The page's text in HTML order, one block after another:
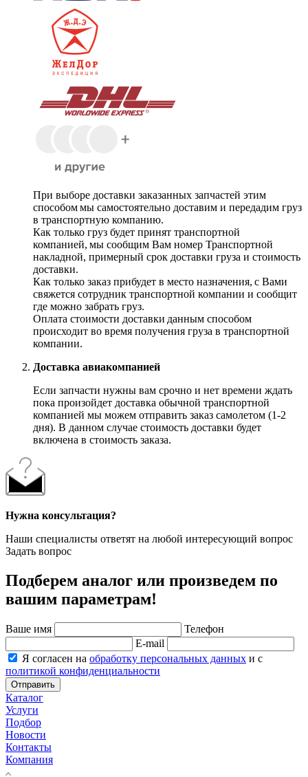
При выборе доставки заказанных запчастей этим
способом мы самостоятельно доставим и передадим груз
в транспортную компанию.
Как только груз будет принят транспортной
компанией, мы сообщим Вам номер Транспортной
накладной, примерный срок доставки груза и стоимость
доставки.
Как только заказ прибудет в место назначения, с Вами
свяжется сотрудник транспортной компании и сообщит
где можно забрать груз.
Оплата стоимости доставки данным способом
происходит во время получения груза в транспортной
компании.
Доставка авиакомпанией
Если запчасти нужны вам срочно и нет времени ждать
пока произойдет доставка обычной транспортной
компанией мы можем отправить заказ самолетом (1-2
дня). В данном случае стоимость доставки будет
включена в стоимость заказа.
Нужна консультация?
Наши специалисты ответят на любой интересующий вопрос
Задать вопрос
Подберем аналог или произведем по
вашим параметрам!
Ваше имя
Телефон
E-mail
Я согласен на обработку персональных данных и с
политикой конфиденциальности
Отправить
Каталог
Услуги
Подбор
Новости
Контакты
Компания